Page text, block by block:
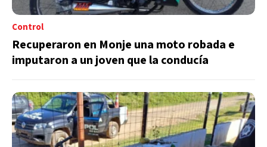
Control
Recuperaron en Monje una moto robada e
imputaron a un joven que la conducía